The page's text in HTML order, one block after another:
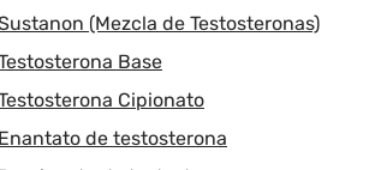
(Mezcla de Testosteronas)
Base
Cipionato
Enantato de testosterona